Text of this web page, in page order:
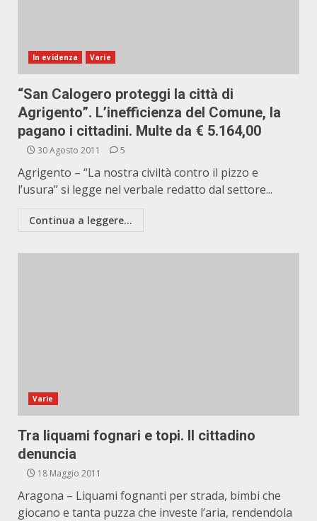
In evidenza Varie
“San Calogero proteggi la città di
Agrigento”. L’inefficienza del Comune, la
pagano i cittadini. Multe da € 5.164,00
30 Agosto 2011 5
Agrigento – “La nostra civiltà contro il pizzo e
l’usura” si legge nel verbale redatto dal settore...
Continua a leggere...
Varie
Tra liquami fognari e topi. Il cittadino
denuncia
18 Maggio 2011
Aragona – Liquami fognanti per strada, bimbi che
giocano e tanta puzza che investe l’aria, rendendola